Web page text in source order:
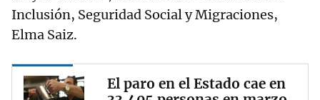
Inclusión, Seguridad Social y Migraciones,
Elma Saiz.
El paro en el Estado cae en